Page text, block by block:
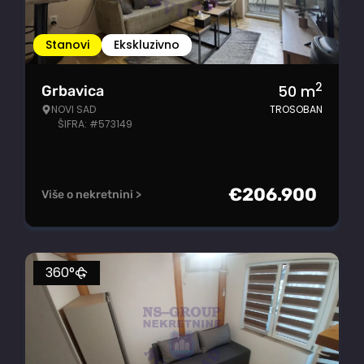
Stanovi Ekskluzivno
Grbavica
NOVI SAD
ŠIFRA: #573149
50 m2
TROSOBAN
Više o nekretnini > €206.900
360°